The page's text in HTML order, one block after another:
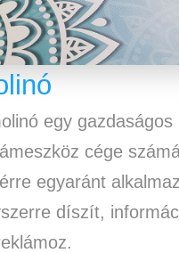
egy gazdaságos
cége
egyaránt
díszít,